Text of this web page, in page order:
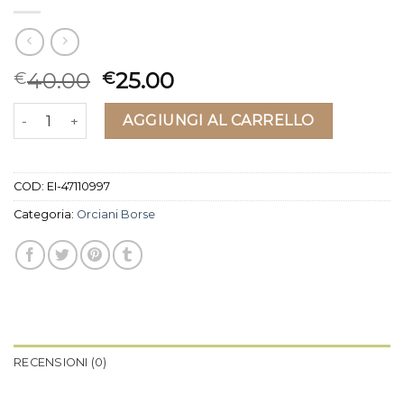
€40.00 €25.00
orciani borse quantitàAGGIUNGI AL CARRELLO
COD: EI-47110997
Categoria: Orciani Borse
RECENSIONI (0)